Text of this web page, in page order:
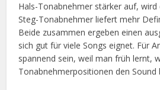
Hals-Tonabnehmer stärker auf,
Steg-Tonabnehmer liefert mehr
Beide zusammen ergeben einen
sich gut für viele Songs eignet. Für
spannend sein, weil man früh lernt,
Tonabnehmerpositionen den Sound